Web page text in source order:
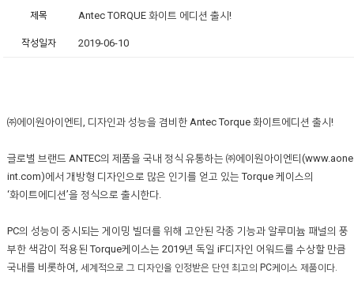
제목 Antec TORQUE 화이트 에디션 출시!
작성일자 2019-06-10
㈜에이원아이엔티, 디자인과 성능을 겸비한 Antec Torque 화이트에디션 출시!
글로벌 브랜드 ANTEC의 제품을 국내 정식 유통하는 ㈜에이원아이엔티(www.aone
int.com)에서 개방형 디자인으로 많은 인기를 얻고 있는 Torque 케이스의
‘화이트에디션’을 정식으로 출시한다.
PC의 성능이 중시되는 게이밍 빌더를 위해 고안된 각종 기능과 알루미늄 패널의 풍
부한 색감이 적용된 Torque케이스는 2019년 독일 iF디자인 어워드를 수상할 만큼
국내를 비롯하여, 세계적으로 그 디자인을 인정받은 단연 최고의 PC케이스 제품이다.